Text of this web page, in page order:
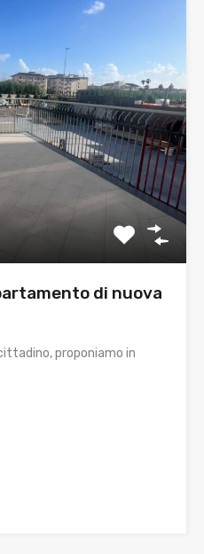
di nuova
proponiamo in